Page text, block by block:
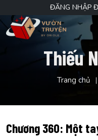
ĐĂNG NHẬP
Thiếu
Trang chủ
Chương 360: Một